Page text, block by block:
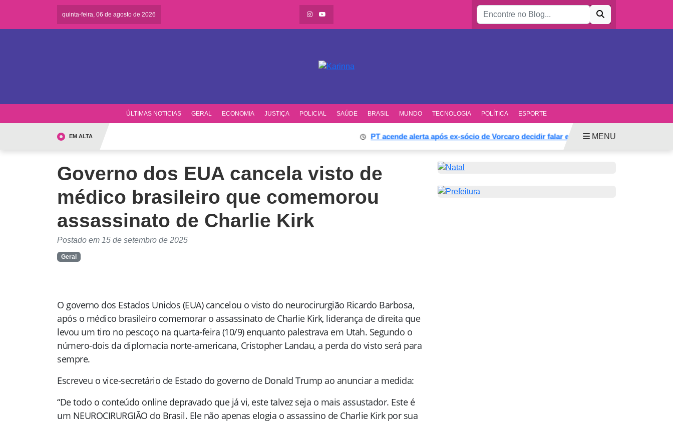
quinta-feira, 06 de agosto de 2026
Buscar por:
ÚLTIMAS NOTICIAS GERAL ECONOMIA JUSTIÇA POLICIAL SAÚDE BRASIL MUNDO TECNOLOGIA POLÍTICA ESPORTE
EM ALTA PT acende alerta após ex-sócio de Vorcaro decidir falar e mudar defesaMENU
Governo dos EUA cancela visto de
médico brasileiro que comemorou
assassinato de Charlie Kirk
Postado em 15 de setembro de 2025
Geral
O governo dos Estados Unidos (EUA) cancelou o visto do neurocirurgião Ricardo Barbosa,
após o médico brasileiro comemorar o assassinato de Charlie Kirk, liderança de direita que
levou um tiro no pescoço na quarta-feira (10/9) enquanto palestrava em Utah. Segundo o
número-dois da diplomacia norte-americana, Cristopher Landau, a perda do visto será para
sempre.
Escreveu o vice-secretário de Estado do governo de Donald Trump ao anunciar a medida:
“De todo o conteúdo online depravado que já vi, este talvez seja o mais assustador. Este é
um NEUROCIRURGIÃO do Brasil. Ele não apenas elogia o assassino de Charlie Kirk por sua